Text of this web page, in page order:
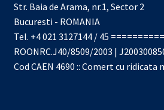
Str. Baia de Arama, nr.1, Sector 2
Bucuresti - ROMANIA
Tel. +4 021 3127144 / 45
ROONRC.J40/8509/2003 |
Cod CAEN 4690 :: Comert cu ridicata